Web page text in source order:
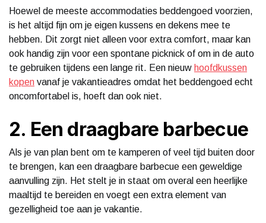
Hoewel de meeste accommodaties beddengoed voorzien,
is het altijd fijn om je eigen kussens en dekens mee te
hebben. Dit zorgt niet alleen voor extra comfort, maar kan
ook handig zijn voor een spontane picknick of om in de auto
te gebruiken tijdens een lange rit. Een nieuw hoofdkussen
kopen vanaf je vakantieadres omdat het beddengoed echt
oncomfortabel is, hoeft dan ook niet.
2. Een draagbare barbecue
Als je van plan bent om te kamperen of veel tijd buiten door
te brengen, kan een draagbare barbecue een geweldige
aanvulling zijn. Het stelt je in staat om overal een heerlijke
maaltijd te bereiden en voegt een extra element van
gezelligheid toe aan je vakantie.